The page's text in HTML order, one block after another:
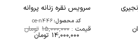
سرویس نقره زنانه پروانه
کد محصول:ce-n446
قیمت : 15,000,000 تومان
قیمت
اصلی
14,000,000 تومانقیمت